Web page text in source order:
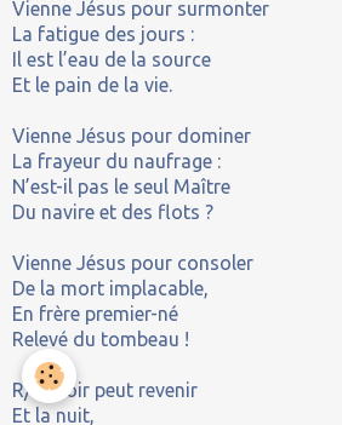
Vienne Jésus pour surmonter
La fatigue des jours :
Il est l’eau de la source
Et le pain de la vie.
Vienne Jésus pour dominer
La frayeur du naufrage :
N’est-il pas le seul Maître
Du navire et des flots ?
Vienne Jésus pour consoler
De la mort implacable,
En frère premier-né
Relevé du tombeau !
R/Le soir peut revenir
Et la nuit,